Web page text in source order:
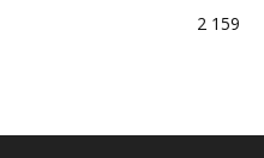
2 159